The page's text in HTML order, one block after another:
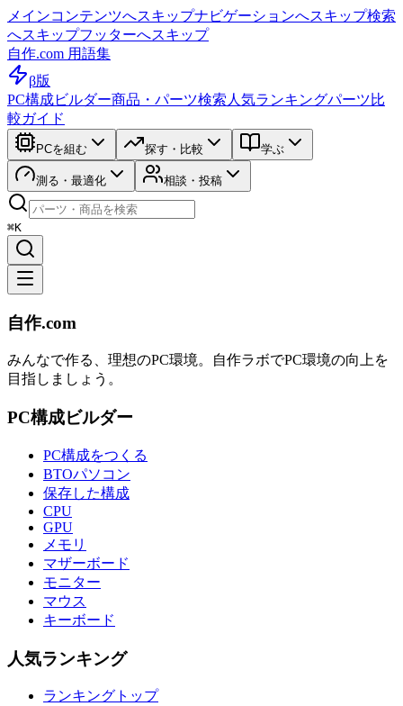
メインコンテンツへスキップナビゲーションへスキップ検索
へスキップフッターへスキップ
自作.com 用語集
β版
PC構成ビルダー商品・パーツ検索 人気ランキングパーツ比
較ガイド
PCを組む 探す・比較 学ぶ
測る・最適化 相談・投稿
⌘K
自作.com
みんなで作る、理想のPC環境。 自作ラボでPC環境の向上を
目指しましょう。
PC構成ビルダー
PC構成をつくる
BTOパソコン
保存した構成
CPU
GPU
メモリ
マザーボード
モニター
マウス
キーボード
人気ランキング
ランキングトップ